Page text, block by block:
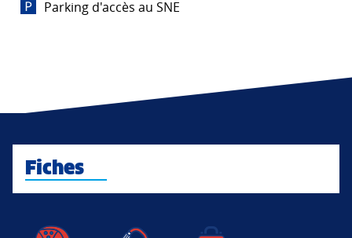
Parking d'accès au SNE
Fiches